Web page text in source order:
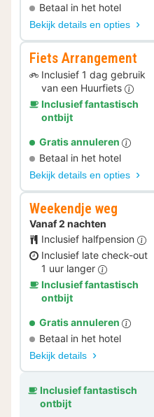
Betaal in het hotel
Bekijk details en opties
Fiets Arrangement
Inclusief 1 dag gebruik
van een Huurfiets
Inclusief fantastisch
ontbijt
Gratis annuleren
Betaal in het hotel
Bekijk details en opties
Weekendje weg
Vanaf 2 nachten
Inclusief halfpension
Inclusief late check-out
1 uur langer
Inclusief fantastisch
ontbijt
Gratis annuleren
Betaal in het hotel
Bekijk details
Inclusief fantastisch
ontbijt